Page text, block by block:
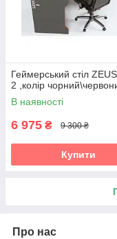
Геймерський стіл
2 ,колір
В наявності
6 975 ₴ 9 300 ₴
Купити
Про нас